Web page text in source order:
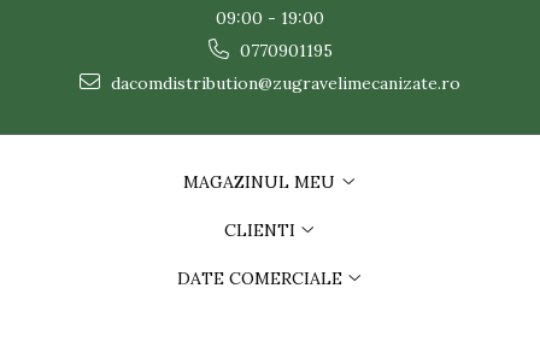
09:00 - 19:00
0770901195
dacomdistribution@zugravelimecanizate.ro
MAGAZINUL MEU
CLIENTI
DATE COMERCIALE